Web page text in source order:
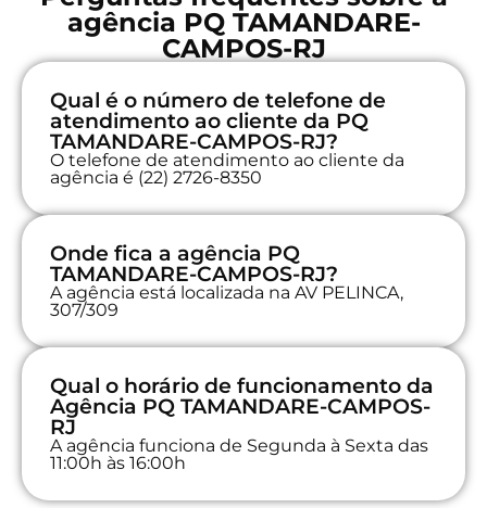
agência PQ TAMANDARE-
CAMPOS-RJ
Qual é o número de telefone de
atendimento ao cliente da PQ
TAMANDARE-CAMPOS-RJ?
O telefone de atendimento ao cliente da
agência é (22) 2726-8350
Onde fica a agência PQ
TAMANDARE-CAMPOS-RJ?
A agência está localizada na AV PELINCA,
307/309
Qual o horário de funcionamento da
Agência PQ TAMANDARE-CAMPOS-
RJ
A agência funciona de Segunda à Sexta das
11:00h às 16:00h